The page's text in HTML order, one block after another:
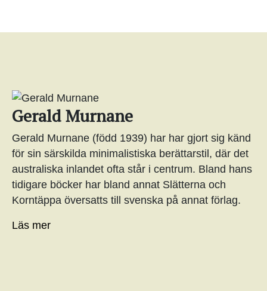
Gerald Murnane
Gerald Murnane (född 1939) har har gjort sig känd
för sin särskilda minimalistiska berättarstil, där det
australiska inlandet ofta står i centrum. Bland hans
tidigare böcker har bland annat Slätterna och
Korntäppa översatts till svenska på annat förlag.
Läs mer